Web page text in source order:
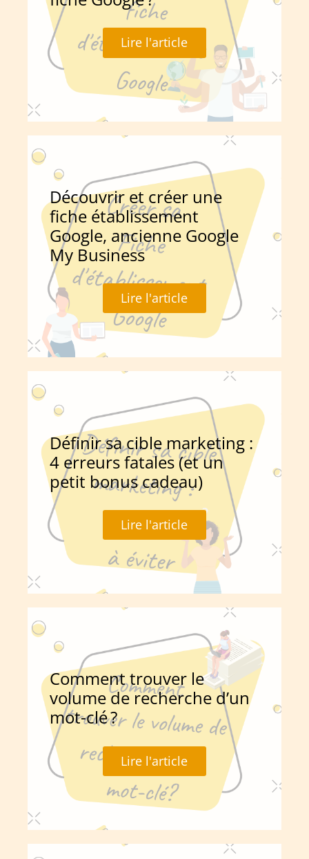
Lire l'article
Découvrir et créer une
fiche établissement
Google, ancienne Google
My Business
Lire l'article
Définir sa cible marketing :
4 erreurs fatales (et un
petit bonus cadeau)
Lire l'article
Comment trouver le
volume de recherche d’un
mot-clé ?
Lire l'article